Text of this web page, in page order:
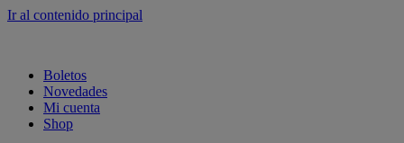
Ir al contenido principal
Boletos
Novedades
Mi cuenta
Shop